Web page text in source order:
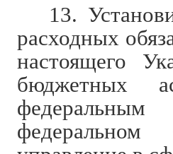
13.
расходных
настоящего
бюджетных